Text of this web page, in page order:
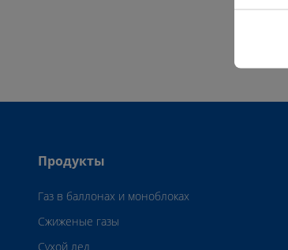
Продукты
Газ в баллонах и моноблоках
Сжиженые газы
Сухой лед